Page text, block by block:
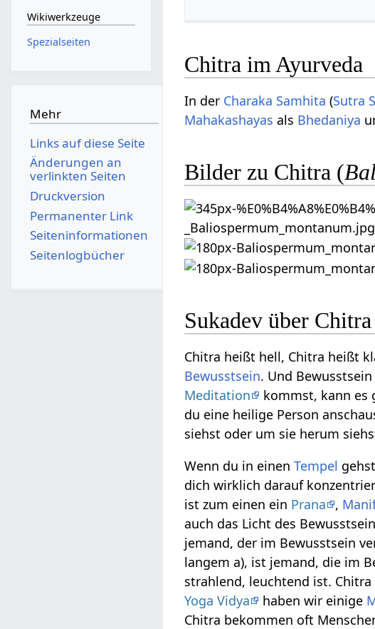
Chitra im Ayurveda
In der Charaka Samhita (Sutra
Mahakashayas als Bhedaniya
Bilder zu Chitra (
Sukadev über Chitra
Chitra heißt hell, Chitra heißt
Bewusstsein. Und
Meditation
kommst, kann es
du eine heilige Person
siehst oder um sie herum
Wenn du in einenTempel
dich wirklich darauf
ist zum einen ein Prana ,
auch das Licht des
jemand, der im Bewusstsein
langem a), ist jemand, die im
strahlend, leuchtend ist. Chitra
Yoga Vidya
haben wir einige
Chitra bekommen oft
Wikiwerkzeuge
Spezialseiten
Mehr
Links auf diese Seite
Änderungen an
verlinkten Seiten
Druckversion
Permanenter Link
Seiten­­informationen
Seitenlogbücher